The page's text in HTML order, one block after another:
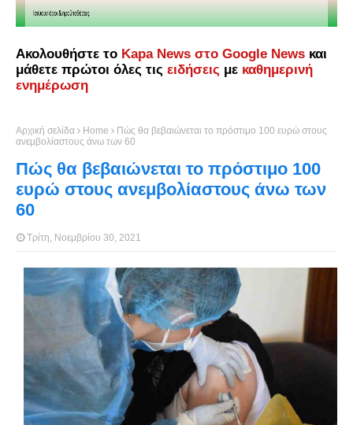
Ακολουθήστε το Kapa News στο Google News και
μάθετε πρώτοι όλες τις ειδήσεις με καθημερινή
ενημέρωση
Αρχική σελίδα Home
Πώς θα βεβαιώνεται το πρόστιμο 100 ευρώ στους
ανεμβολίαστους άνω των 60
Πώς θα βεβαιώνεται το πρόστιμο 100
ευρώ στους ανεμβολίαστους άνω των
60
Τρίτη, Νοεμβρίου 30, 2021